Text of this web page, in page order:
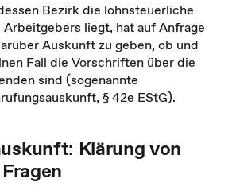
Bezirk die lohnsteuerliche
liegt, hat auf Anfrage
Auskunft zu geben, ob und
Fall die Vorschriften über die
sind (sogenannte
§ 42e EStG).
Klärung von